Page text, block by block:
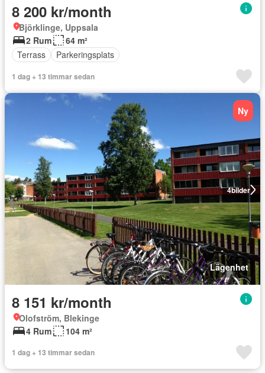
8 200 kr/month
Björklinge, Uppsala
2 Rum
64 m²
Terrass
Parkeringsplats
1 dag + 13 timmar sedan
4bilder
Ny
Lägenhet
8 151 kr/month
Olofström, Blekinge
4 Rum
104 m²
1 dag + 13 timmar sedan